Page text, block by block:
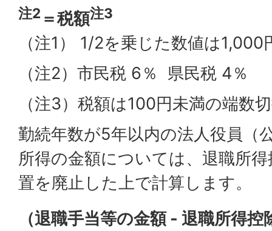
注2 ＝税額注3
（注1） 1/2を乗じた数値は
（注2）市民税 6％ 県民税 4％
（注3）税額は100円未満の端数
勤続年数が5年以内の法人役員（
所得の金額については、退職所
置を廃止した上で計算します。
（退職手当等の金額 - 退職所得控